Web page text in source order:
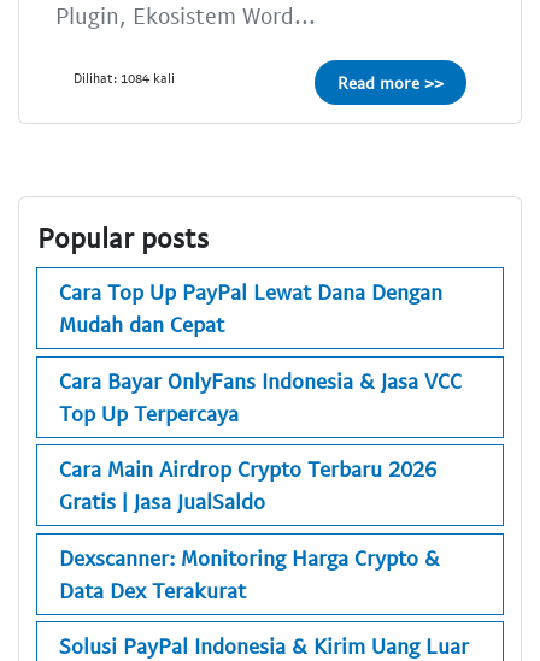
Plugin, Ekosistem Word...
Dilihat: 1084 kali Read more >>
Popular posts
Cara Top Up PayPal Lewat Dana Dengan
Mudah dan Cepat
Cara Bayar OnlyFans Indonesia & Jasa VCC
Top Up Terpercaya
Cara Main Airdrop Crypto Terbaru 2026
Gratis | Jasa JualSaldo
Dexscanner: Monitoring Harga Crypto &
Data Dex Terakurat
Solusi PayPal Indonesia & Kirim Uang Luar